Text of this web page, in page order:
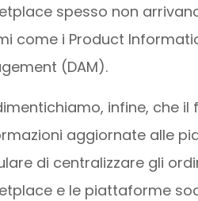
spesso non
come i Product
(DAM).
infine, che
aggiornate alle
di centralizzare gli
e le piattaforme